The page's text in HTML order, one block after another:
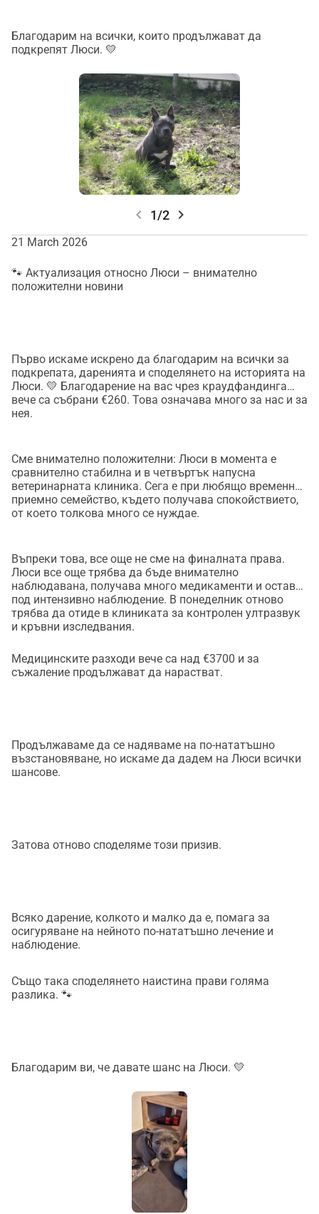
Благодарим на всички, които продължават да
подкрепят Люси. 💛
chevron_left 1/2 chevron_right
21 March 2026
🐾 Актуализация относно Люси – внимателно
положителни новини
Първо искаме искрено да благодарим на всички за
подкрепата, даренията и споделянето на историята на
Люси. 💛 Благодарение на вас чрез краудфандинга
вече са събрани €260. Това означава много за нас и за
нея.
Сме внимателно положителни: Люси в момента е
сравнително стабилна и в четвъртък напусна
ветеринарната клиника. Сега е при любящо временно
приемно семейство, където получава спокойствието,
от което толкова много се нуждае.
Въпреки това, все още не сме на финалната права.
Люси все още трябва да бъде внимателно
наблюдавана, получава много медикаменти и остава
под интензивно наблюдение. В понеделник отново
трябва да отиде в клиниката за контролен ултразвук
и кръвни изследвания.
Медицинските разходи вече са над €3700 и за
съжаление продължават да нарастват.
Продължаваме да се надяваме на по-нататъшно
възстановяване, но искаме да дадем на Люси всички
шансове.
Затова отново споделяме този призив.
Всяко дарение, колкото и малко да е, помага за
осигуряване на нейното по-нататъшно лечение и
наблюдение.
Също така споделянето наистина прави голяма
разлика. 🐾
Благодарим ви, че давате шанс на Люси. 💛